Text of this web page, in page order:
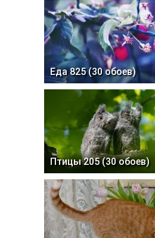
Еда 825 (30 обоев)
Птицы 205 (30 обоев)